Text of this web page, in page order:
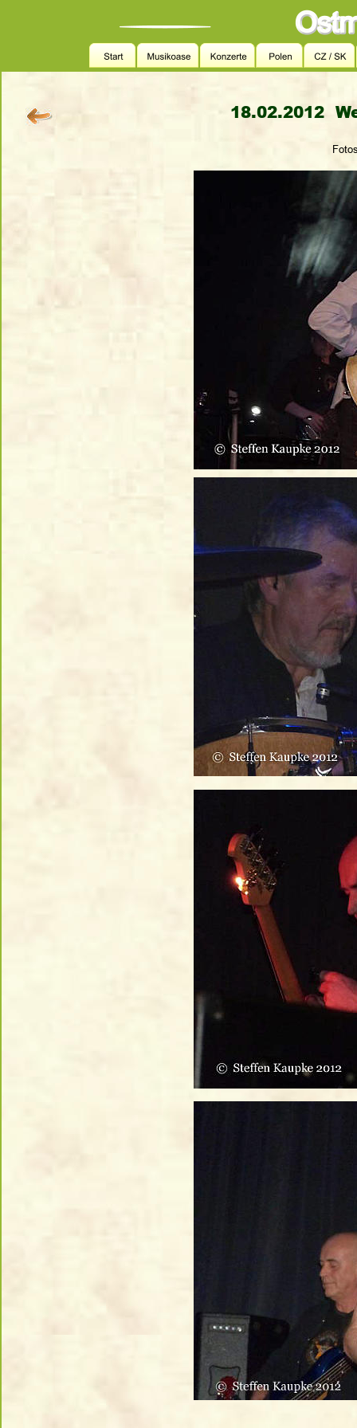
18.02.2012